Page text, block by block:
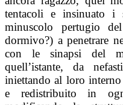
tentacoli e insinuato
minuscolo pertugio
dormivo?) a penetrare
con le sinapsi del
quell’istante, da
iniettando al loro interno
e redistribuito in